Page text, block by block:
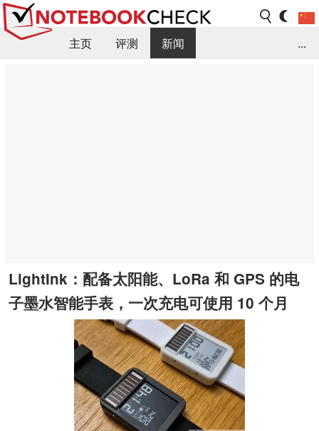
主页 评测
新闻
...
LightInk：配备太阳能、LoRa 和 GPS 的电
子墨水智能手表，一次充电可使用 10 个月